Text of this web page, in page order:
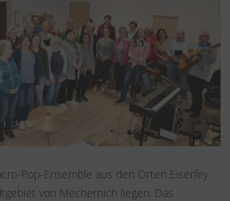
Pop-Ensemble aus den Orten Eiserfey
von Mechernich liegen. Das